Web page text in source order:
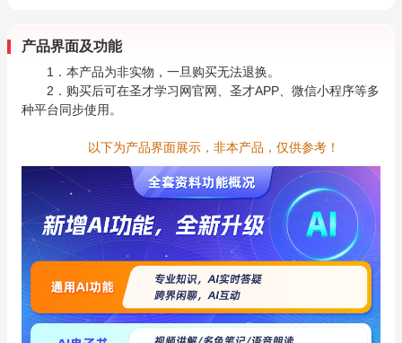
产品界面及功能
1．本产品为非实物，一旦购买无法退换。
2．购买后可在圣才学习网官网、圣才APP、微信小程序等多
种平台同步使用。
以下为产品界面展示，非本产品，仅供参考！